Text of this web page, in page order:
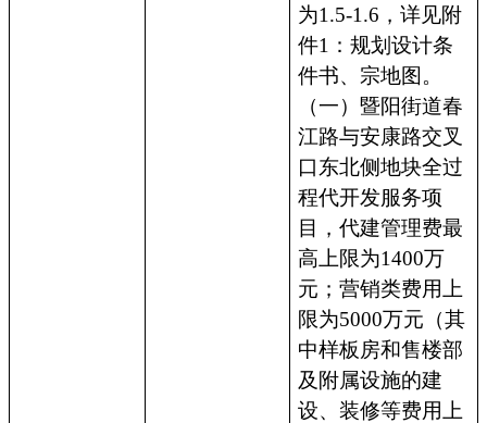
为1.5-1.6，详见附
件1：规划设计条
件书、宗地图。
（一）暨阳街道春
江路与安康路交叉
口东北侧地块全过
程代开发服务项
目，代建管理费最
高上限为1400万
元；营销类费用上
限为5000万元（其
中样板房和售楼部
及附属设施的建
设、装修等费用上